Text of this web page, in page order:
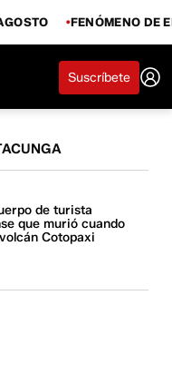
FENÓMENO DE
Suscríbete
de turista
que murió cuando
Cotopaxi